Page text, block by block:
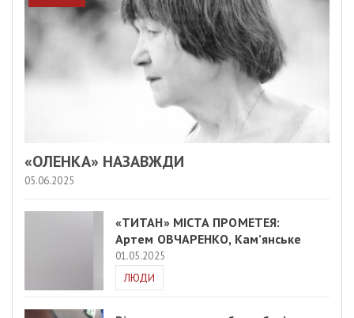
«ОЛЕНКА» НАЗАВЖДИ
05.06.2025
«ТИТАН» МІСТА ПРОМЕТЕЯ:
Артем ОВЧАРЕНКО, Кам’янське
01.05.2025
ЛЮДИ